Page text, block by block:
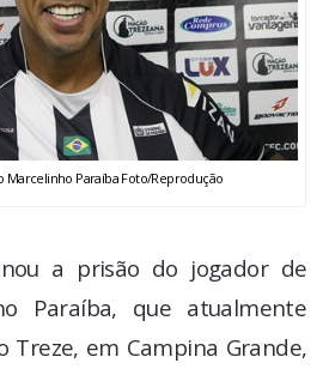
Marcelinho Paraíba Foto/Reprodução
a prisão do jogador de
Paraíba, que atualmente
Treze, em Campina Grande,